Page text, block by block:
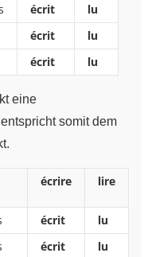
écrit
lu
écrit
lu
écrit lu
eine
somit dem
écrire lire
écrit
lu
écrit
lu